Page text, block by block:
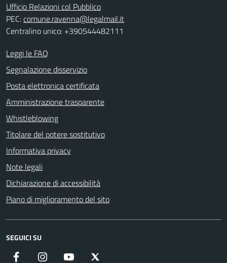
Ufficio Relazioni col Pubblico
PEC:comune.ravenna@legalmail.it
Centralino unico: +390544482111
Leggi le FAQ
Segnalazione disservizio
Posta elettronica certificata
Amministrazione trasparente
Whistleblowing
Titolare del potere sostitutivo
Informativa privacy
Note legali
Dichiarazione di accessibilità
Piano di miglioramento del sito
SEGUICI SU
Facebook Instagram YouTube